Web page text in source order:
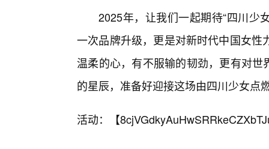
2025年，让我们一起期待“四川少
一次品牌升级，更是对新时代中国女
温柔的心，有不服输的韧劲，更有对
的星辰，准备好迎接这场由四川少女点
活动：【